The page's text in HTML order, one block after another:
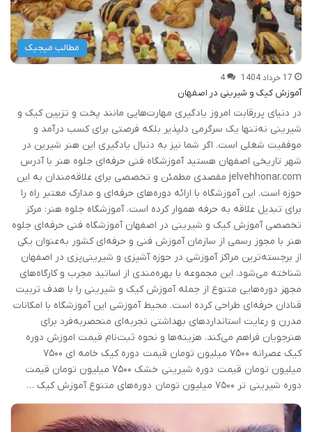
مطالب میجیک
17 خرداد 1404 4
آموزش کیک و شیرینی در اصفهان
در دنیای پررقابت امروز یادگیری مهارت‌هایی مانند پخت و تزیین کیک و
شیرینی نه‌تنها یک سرگرمی دلپذیر بلکه فرصتی برای کسب درآمد و
موفقیت شغلی است. اگر شما نیز به دنبال یادگیری این هنر شیرین در
شهر تاریخی اصفهان هستید آموزشگاه فنی حرفه‌ای جلوه هنر با آدرس
jelvehhonar.com مقصدی مطمئن و تخصصی برای علاقه‌مندان به این
حوزه است. این آموزشگاه با ارائه دوره‌های حرفه‌ای و مدارک معتبر راه را
برای تبدیل علاقه به حرفه هموار کرده است. آموزشگاه جلوه هنر: مرکز
تخصصی آموزش کیک و شیرینی در اصفهان آموزشگاه فنی حرفه‌ای جلوه
هنر با مجوز رسمی از سازمان آموزش فنی و حرفه‌ای کشور به‌عنوان یکی
از برجسته‌ترین مراکز آموزشی در حوزه آشپزی و شیرینی‌پزی در اصفهان
شناخته می‌شود. این مجموعه با بهره‌مندی از اساتید مجرب و کارگاه‌های
مجهز دوره‌هایی متنوع از جمله آموزش کیک و شیرینی را با هدف تربیت
قنادان حرفه‌ای طراحی کرده است. محیط آموزشی این آموزشگاه با امکانات
مدرن و رعایت استانداردهای بهداشتی تجربه‌ای منحصربه‌فرد برای
هنرجویان فراهم می‌کند. هزینه‌ها و نحوه ثبت‌نام قیمت اموزش دوره
کیک عصرانه ۷۵۰۰ میلیون تومان قیمت دوره کیک خامه ای ۷۵۰۰
میلیون تومان قیمت دوره شیرینی خشک ۷۵۰۰ میلیون تومان قیمت
دوره شیرینی تر ۷۵۰۰ میلیون تومان دوره‌های متنوع آموزش کیک …